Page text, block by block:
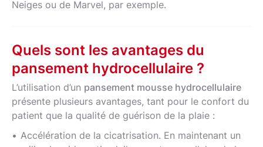
Neiges ou de Marvel, par exemple.
Quels sont les avantages du
pansement hydrocellulaire ?
L’utilisation d’un pansement mousse hydrocellulaire
présente plusieurs avantages, tant pour le confort du
patient que la qualité de guérison de la plaie :
Accélération de la cicatrisation. En maintenant un